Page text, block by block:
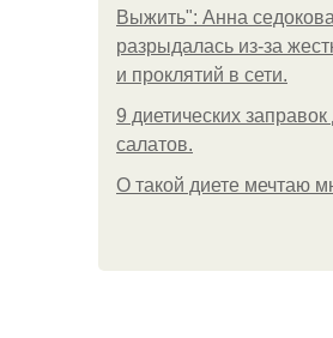
Выжить": Анна седокова
разрыдалась из-за
и проклятий в сети.
9 диетических заправок
салатов.
О такой диете мечтаю